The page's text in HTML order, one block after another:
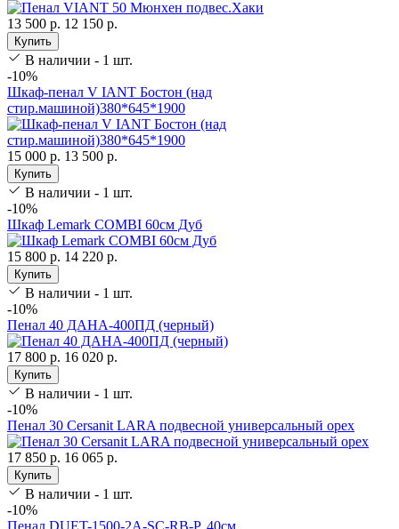
13 500 р. 12 150 р.
Купить
В наличии - 1 шт.
-10%
Шкаф-пенал V IANT Бостон (над
стир.машиной)380*645*1900
15 000 р. 13 500 р.
Купить
В наличии - 1 шт.
-10%
Шкаф Lemark COMBI 60см Дуб
15 800 р. 14 220 р.
Купить
В наличии - 1 шт.
-10%
Пенал 40 ДАНА-400ПД (черный)
17 800 р. 16 020 р.
Купить
В наличии - 1 шт.
-10%
Пенал 30 Cersanit LARA подвесной универсальный орех
17 850 р. 16 065 р.
Купить
В наличии - 1 шт.
-10%
Пенал DUET-1500-2A-SC-RB-P, 40см.